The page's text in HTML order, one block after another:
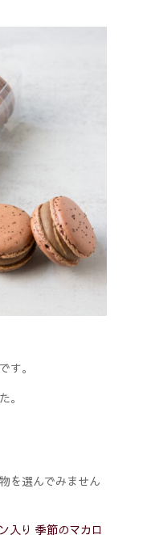
す。
。
を選んでみません
入り 季節のマカロ